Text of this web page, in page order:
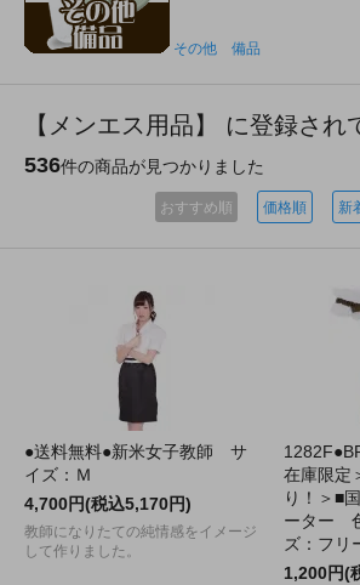
その他 備品
【メンエス用品】 に登録され
536件の商品が見つかりました
おすすめ順 価格順 新
●送料無料●新米女子教師 サ
イズ：Ｍ
4,700円(税込5,170円)
教師になりたての純情感をイメージ
して作りました。
在庫限定
り！＞■
ーター
ズ：フリ
1,200円(